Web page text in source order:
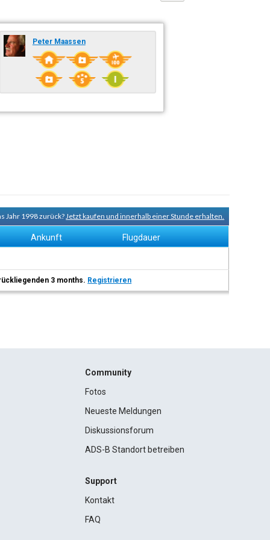
Peter Maassen
Jahr 1998 zurück?Jetzt kaufen und innerhalb einer Stunde erhalten.
Ankunft Flugdauer
3 months. Registrieren
Community
Fotos
Neueste Meldungen
Diskussionsforum
ADS-B Standort betreiben
Support
Kontakt
FAQ